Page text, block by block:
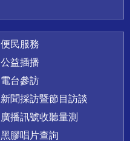
便民服務
公益插播
電台參訪
新聞採訪暨節目訪談
廣播訊號收聽量測
黑膠唱片查詢